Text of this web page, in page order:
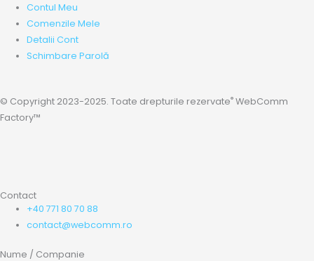
Contul Meu
Comenzile Mele
Detalii Cont
Schimbare Parolă
© Copyright 2023-2025. Toate drepturile rezervate® WebComm
Factory™
Contact
+40 771 80 70 88
contact@webcomm.ro
Nume / Companie